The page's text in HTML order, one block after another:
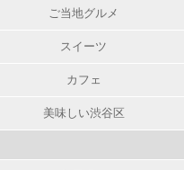
ご当地グルメ
スイーツ
カフェ
美味しい渋谷区